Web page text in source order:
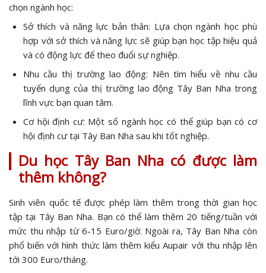
chọn ngành học:
Sở thích và năng lực bản thân: Lựa chọn ngành học phù
hợp với sở thích và năng lực sẽ giúp bạn học tập hiệu quả
và có động lực để theo đuổi sự nghiệp.
Nhu cầu thị trường lao động: Nên tìm hiểu về nhu cầu
tuyển dụng của thị trường lao động Tây Ban Nha trong
lĩnh vực bạn quan tâm.
Cơ hội định cư: Một số ngành học có thể giúp bạn có cơ
hội định cư tại Tây Ban Nha sau khi tốt nghiệp.
Du học Tây Ban Nha có được làm
thêm không?
Sinh viên quốc tế được phép làm thêm trong thời gian học
tập tại Tây Ban Nha. Bạn có thể làm thêm 20 tiếng/tuần với
mức thu nhập từ 6-15 Euro/giờ. Ngoài ra, Tây Ban Nha còn
phổ biến với hình thức làm thêm kiểu Aupair với thu nhập lên
tới 300 Euro/tháng.